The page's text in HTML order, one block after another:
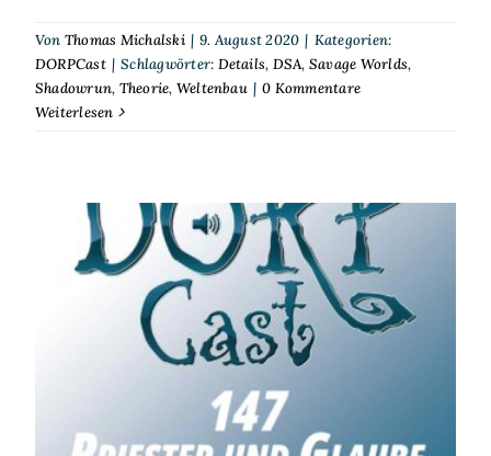
Von Thomas Michalski | 9. August 2020 | Kategorien:
DORPCast | Schlagwörter: Details, DSA, Savage Worlds,
Shadowrun, Theorie, Weltenbau | 0 Kommentare
Weiterlesen
DORPCast 147: Die
Gretchen-Folge – Priester
und Glaube im Rollenspiel